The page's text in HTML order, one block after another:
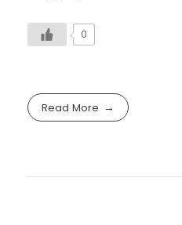
0
Read More